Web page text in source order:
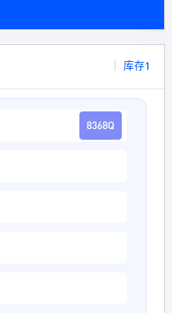
库存1
8368Q